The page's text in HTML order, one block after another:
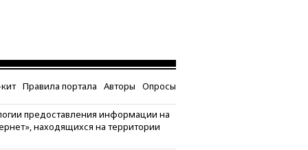
Правила портала Авторы Опросы
предоставления информации на
находящихся на территории